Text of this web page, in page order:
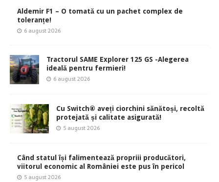
Aldemir F1 – O tomată cu un pachet complex de
toleranțe!
6 august 2026
Tractorul SAME Explorer 125 GS -Alegerea
ideală pentru fermieri!
6 august 2026
Cu Switch® aveți ciorchini sănătoși, recoltă
protejată și calitate asigurată!
5 august 2026
Când statul își falimentează propriii producători,
viitorul economic al României este pus în pericol
5 august 2026